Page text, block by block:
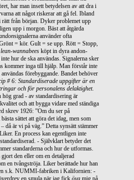
har man insett betydelsen av att dra i
att något riskerar att gå fel. Ibland
från början. Dyker problemet upp
upp i morgon. Bäst att åtgärda
signalerna använder ofta
= kör. Gult = se upp. Rött = Stopp,
lean-wannabees köpt in dyra andon-
hur de ska användas. Signalerna sker
kommer inga till hjälp. Man förstår inte
förebyggande. Bandet behöver
# 6: Standardiserade uppgifter är en
och för personalens delaktighet.
grad - av standardisering är
och att bygga vidare med ständiga
skrev 1926: ”Om du ser på
sättet att göra det idag, men som
då är vi på väg.” Detta synsätt stämmer
En process kan egentligen inte
- Självklart betyder det
standarderna och hur de utformas.
den eller om en detaljerad
en tvångströja. Liker berättade hur han
s.k. NUMMI-fabriken i Kalifornien: -
en smula när jag fick öva mig på